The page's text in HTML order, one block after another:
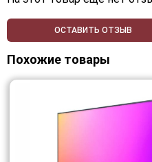
ОСТАВИТЬ ОТЗЫВ
Похожие товары